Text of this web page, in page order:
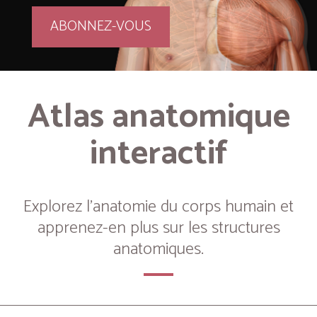
ABONNEZ-VOUS
Atlas anatomique
interactif
Explorez l’anatomie du corps humain et
apprenez-en plus sur les structures
anatomiques.